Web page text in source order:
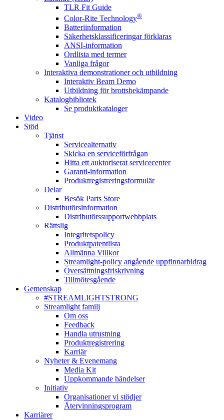
TLR Fit Guide
Color-Rite Technology®
Batteriinformation
Säkerhetsklassificeringar förklaras
ANSI-information
Ordlista med termer
Vanliga frågor
Interaktiva demonstrationer och utbildning
Interaktiv Beam Demo
Utbildning för brottsbekämpande
Katalogbibliotek
Se produktkataloger
Video
Stöd
Tjänst
Servicealternativ
Skicka en serviceförfrågan
Hitta ett auktoriserat servicecenter
Garanti-information
Produktregistreringsformulär
Delar
Besök Parts Store
Distributörsinformation
Distributörssupportwebbplats
Rättslig
Integritetspolicy
Produktpatentlista
Allmänna Villkor
Streamlight-policy angående uppfinnarbidrag
Översättningsfriskrivning
Tillmötesgående
Gemenskap
#STREAMLIGHTSTRONG
Streamlight familj
Om oss
Feedback
Handla utrustning
Produktregistrering
Karriär
Nyheter & Evenemang
Media Kit
Uppkommande händelser
Initiativ
Organisationer vi stödjer
Återvinningsprogram
Karriärer